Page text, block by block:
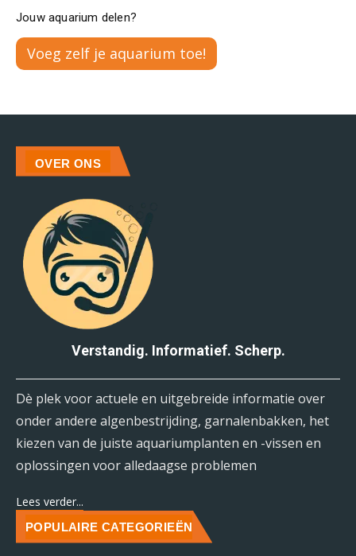
Jouw aquarium delen?
Voeg zelf je aquarium toe!
OVER ONS
Verstandig. Informatief. Scherp.
Dè plek voor actuele en uitgebreide informatie over
onder andere algenbestrijding, garnalenbakken, het
kiezen van de juiste aquariumplanten en -vissen en
oplossingen voor alledaagse problemen
Lees verder...
POPULAIRE CATEGORIEËN